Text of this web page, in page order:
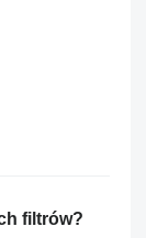
filtrów?